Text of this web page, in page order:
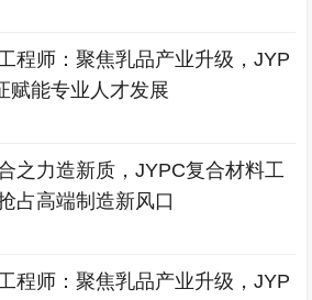
程师：聚焦乳品产业升级，JYP
赋能专业人才发展
之力造新质，JYPC复合材料工
占高端制造新风口
程师：聚焦乳品产业升级，JYP